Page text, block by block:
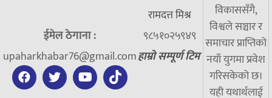
ईमेल ठेगाना :
upaharkhabar76@gmail.com
रामदत्त मिश्र
९८५१०२५९४९
हाम्रो सम्पूर्ण टिम
विकाससँगै,
विश्वले सञ्चार र
समाचार प्राप्तिको
नयाँ युगमा प्रवेश
गरिसकेको छ।
यही यथार्थलाई